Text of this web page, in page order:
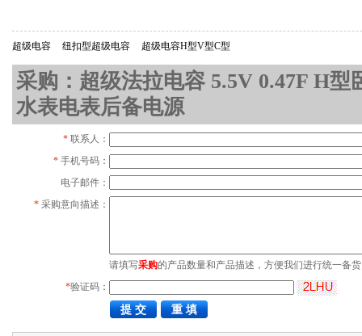
超级电容 纽扣型超级电容 超级电容H型V型C型
采购：超级法拉电容 5.5V 0.47F H型
水表电表后备电源
* 联系人：
* 手机号码：
电子邮件：
* 采购意向描述：
请填写采购的产品数量和产品描述，方便我们进行统一备
*验证码：